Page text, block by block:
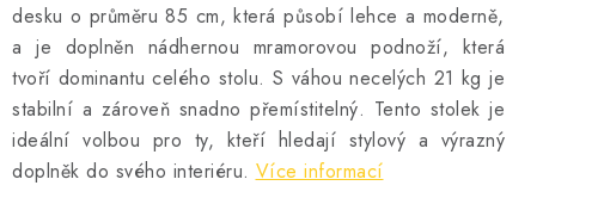
desku o průměru 85 cm, která působí lehce a moderně,
a je doplněn nádhernou mramorovou podnoží, která
tvoří dominantu celého stolu. S váhou necelých 21 kg je
stabilní a zároveň snadno přemístitelný. Tento stolek je
ideální volbou pro ty, kteří hledají stylový a výrazný
doplněk do svého interiéru. Více informací